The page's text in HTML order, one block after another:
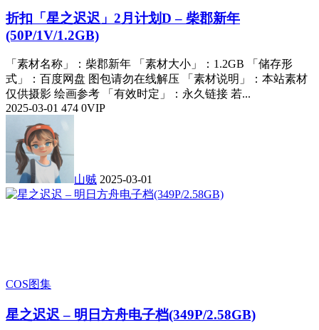
折扣 「星之迟迟」2月计划D – 柴郡新年
(50P/1V/1.2GB)
「素材名称」：柴郡新年 「素材大小」：1.2GB 「储存形
式」：百度网盘 图包请勿在线解压 「素材说明」：本站素材
仅供摄影 绘画参考 「有效时定」：永久链接 若...
2025-03-01 474 0VIP
山贼 2025-03-01
COS图集
星之迟迟 – 明日方舟电子档(349P/2.58GB)